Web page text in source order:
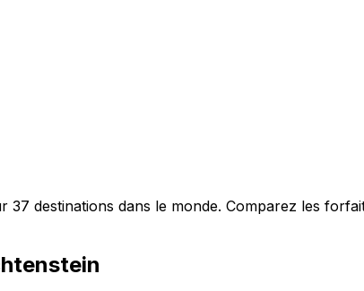
37 destinations dans le monde. Comparez les